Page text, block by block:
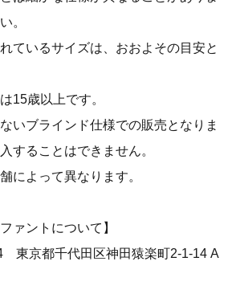
。
ているサイズは、おおよその目安と
15歳以上です。
いブラインド仕様での販売となりま
することはできません。
によって異なります。
ァントについて】
東京都千代田区神田猿楽町2-1-14 A